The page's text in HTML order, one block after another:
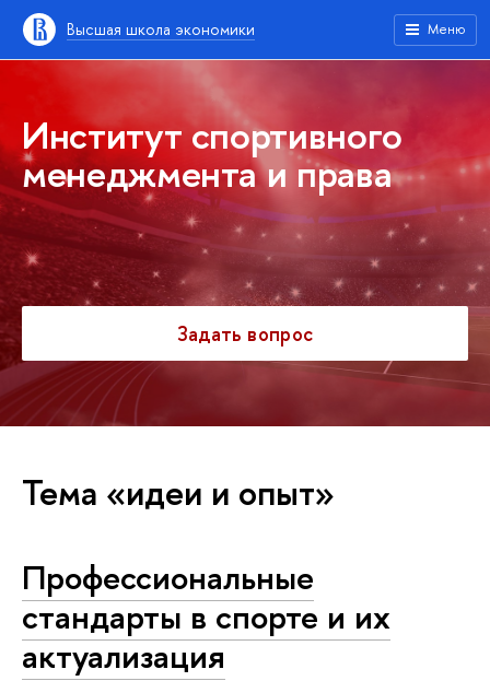
Высшая школа экономики Меню
Институт спортивного
менеджмента и права
Задать вопрос
Тема «идеи и опыт»
Профессиональные
стандарты в спорте и их
актуализация